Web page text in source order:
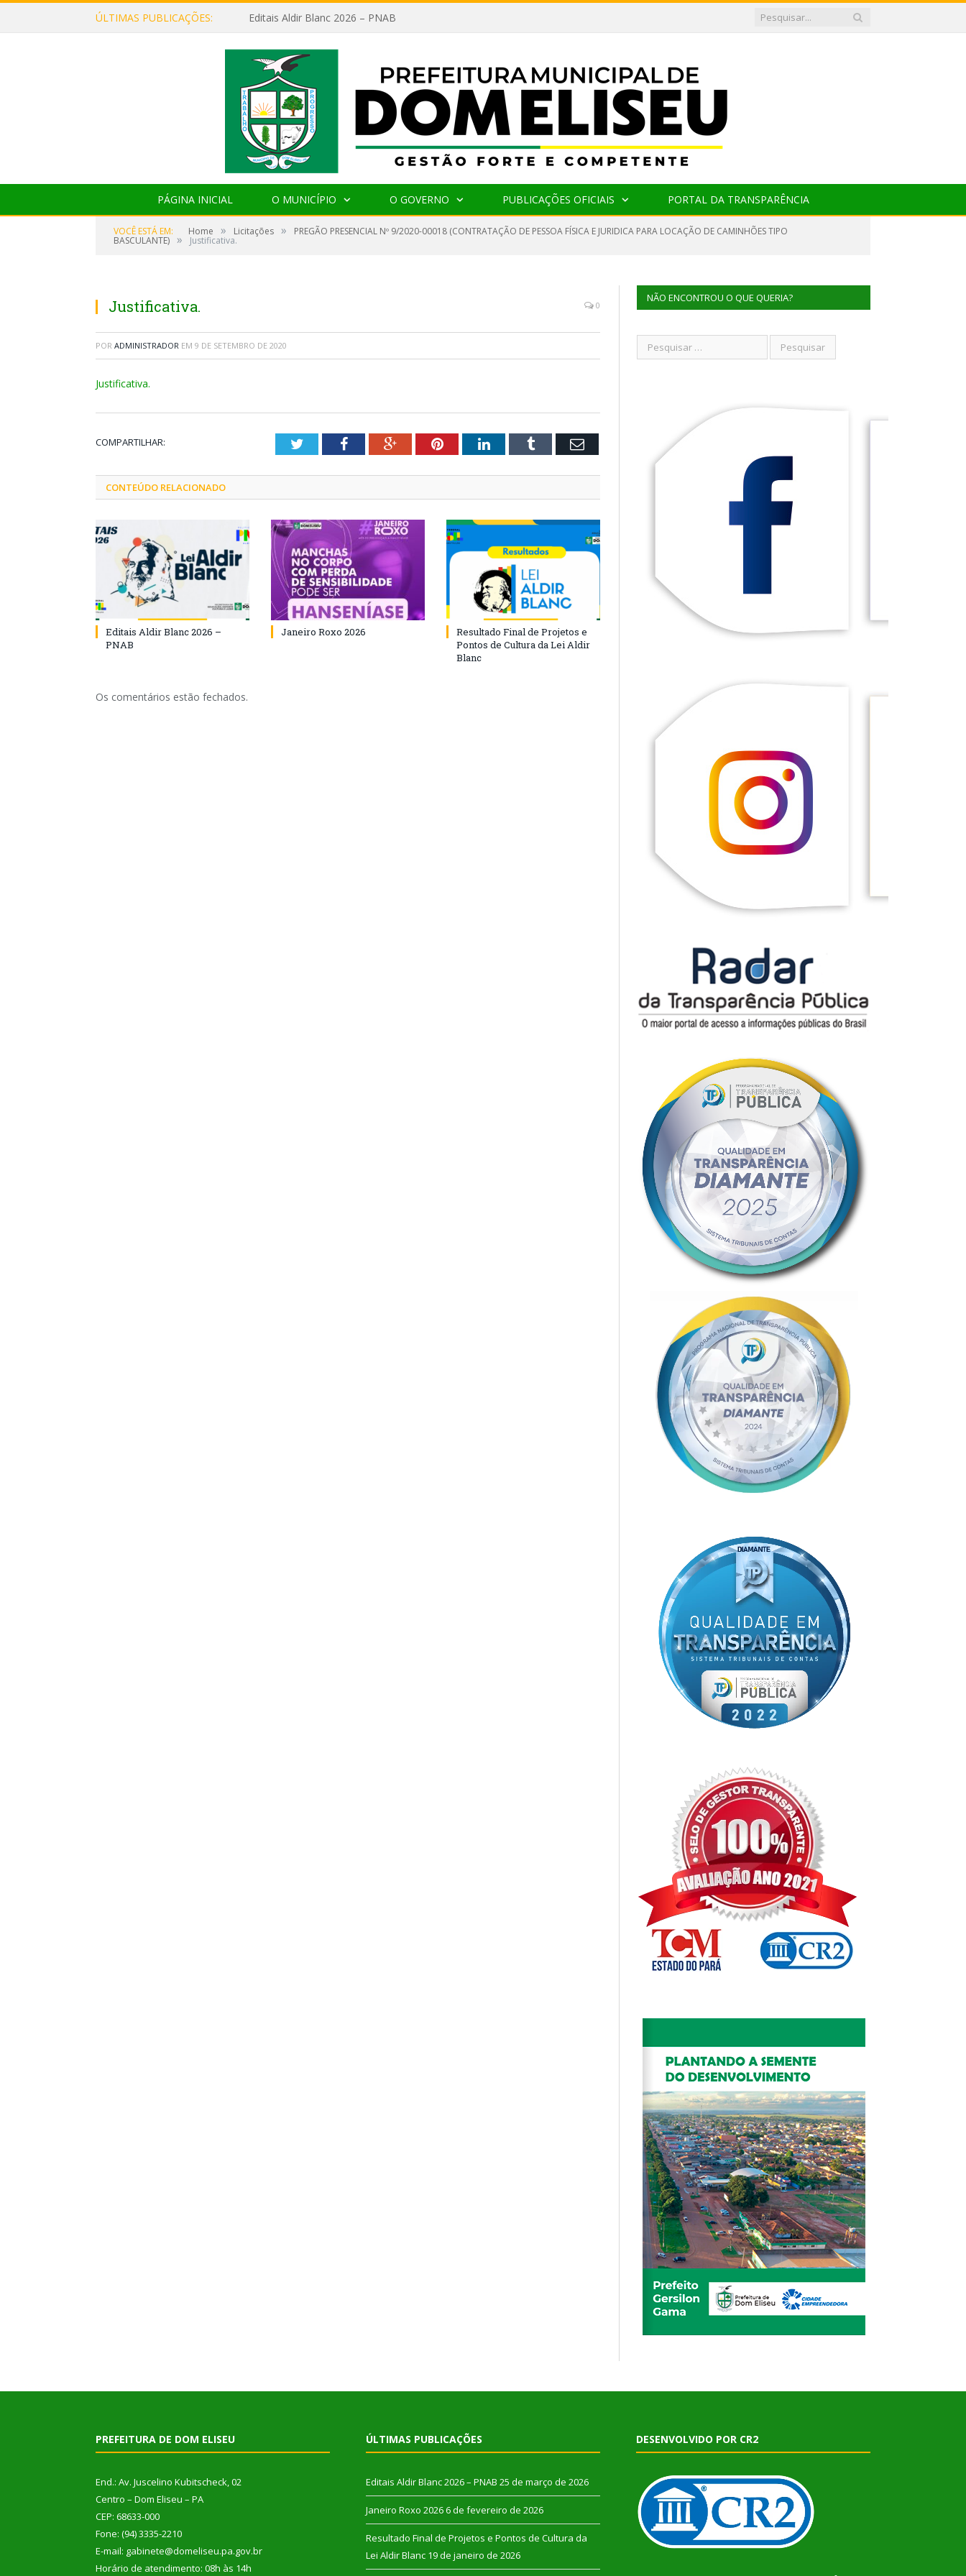
ÚLTIMAS PUBLICAÇÕES: Editais Aldir Blanc 2026 – PNAB
PÁGINA INICIAL O MUNICÍPIO O GOVERNO PUBLICAÇÕES OFICIAIS PORTAL DA TRANSPARÊNCIA
VOCÊ ESTÁ EM: Home » Licitações » PREGÃO PRESENCIAL Nº 9/2020-00018 (CONTRATAÇÃO DE PESSOA FÍSICA E JURIDICA PARA LOCAÇÃO DE CAMINHÕES TIPO
BASCULANTE) » Justificativa.
Justificativa. 0
POR ADMINISTRADOR EM 9 DE SETEMBRO DE 2020
Justificativa.
COMPARTILHAR: TwitterFacebookGoogle+PinterestLinkedInTumblr Email
CONTEÚDO RELACIONADO
Editais Aldir Blanc 2026 –
PNAB
Janeiro Roxo 2026
Resultado Final de Projetos e
Pontos de Cultura da Lei Aldir
Blanc
Os comentários estão fechados.
NÃO ENCONTROU O QUE QUERIA?
PREFEITURA DE DOM ELISEU
End.: Av. Juscelino Kubitscheck, 02
Centro – Dom Eliseu – PA
CEP: 68633-000
Fone: (94) 3335-2210
E-mail: gabinete@domeliseu.pa.gov.br
Horário de atendimento: 08h às 14h
ÚLTIMAS PUBLICAÇÕES
Editais Aldir Blanc 2026 – PNAB 25 de março de 2026
Janeiro Roxo 2026 6 de fevereiro de 2026
Resultado Final de Projetos e Pontos de Cultura da
Lei Aldir Blanc 19 de janeiro de 2026
DESENVOLVIDO POR CR2